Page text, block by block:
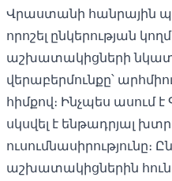
Վրաստանի հանրային
որոշել ընկերության
աշխատակիցների
վերաբերմունքը՝
հիմքով։ Ինչպես ասում
սկսվել է ենթադրյալ
ուսումնասիրությունը։
աշխատակիցներին